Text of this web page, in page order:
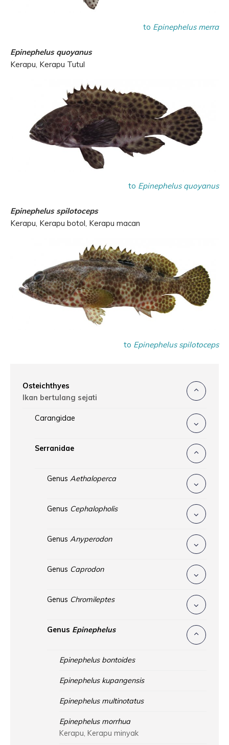
to Epinephelus merra
Epinephelus quoyanus
Kerapu, Kerapu Tutul
to Epinephelus quoyanus
Epinephelus spilotoceps
Kerapu, Kerapu botol, Kerapu macan
to Epinephelus spilotoceps
Osteichthyes
Ikan bertulang sejati
Carangidae
Serranidae
Genus Aethaloperca
Genus Cephalopholis
Genus Anyperodon
Genus Caprodon
Genus Chromileptes
Genus Epinephelus
Epinephelus bontoides
Epinephelus kupangensis
Epinephelus multinotatus
Epinephelus morrhua
Kerapu, Kerapu minyak